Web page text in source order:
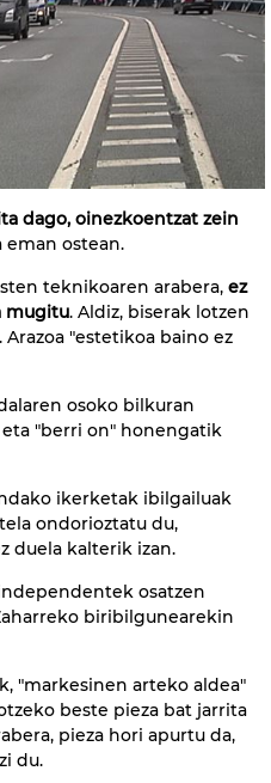
dago, oinezkoentzat zein
eman ostean.
teknikoaren arabera, ez
mugitu. Aldiz, biserak lotzen
"estetikoa baino ez
osoko bilkuran
"berri on" honengatik
ikerketak ibilgailuak
ondorioztatu du,
duela kalterik izan.
osatzen
biribilgunearekin
"markesinen arteko aldea"
beste pieza bat jarrita
pieza hori apurtu da,
du.